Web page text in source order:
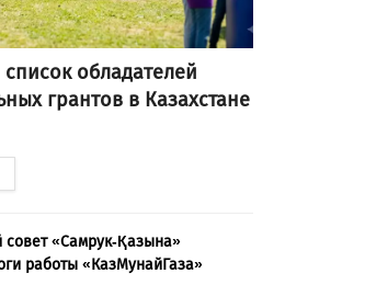
обладателей
грантов в Казахстане
«Самрук-Қазына»
работы «КазМунайГаза»